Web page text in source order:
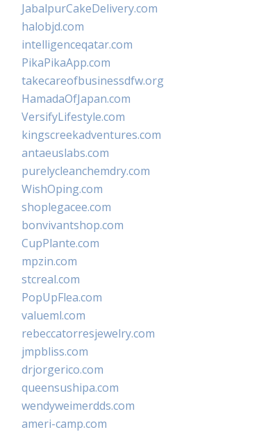
JabalpurCakeDelivery.com
halobjd.com
intelligenceqatar.com
PikaPikaApp.com
takecareofbusinessdfw.org
HamadaOfJapan.com
VersifyLifestyle.com
kingscreekadventures.com
antaeuslabs.com
purelycleanchemdry.com
WishOping.com
shoplegacee.com
bonvivantshop.com
CupPlante.com
mpzin.com
stcreal.com
PopUpFlea.com
valueml.com
rebeccatorresjewelry.com
jmpbliss.com
drjorgerico.com
queensushipa.com
wendyweimerdds.com
ameri-camp.com